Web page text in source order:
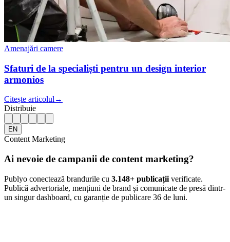
Amenajări camere
Sfaturi de la specialiști pentru un design interior
armonios
Citește articolul →
Distribuie
EN
Content Marketing
Ai nevoie de campanii de content marketing?
Publyo conectează brandurile cu 3.148+ publicații verificate.
Publică advertoriale, mențiuni de brand și comunicate de presă dintr-
un singur dashboard, cu garanție de publicare 36 de luni.